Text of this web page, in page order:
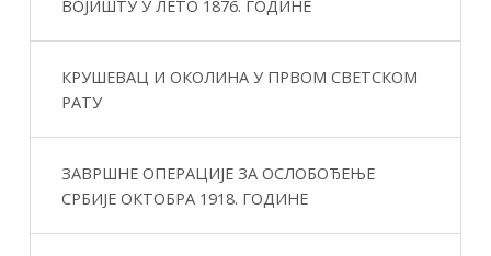
ВОЈИШТУ У ЛЕТО 1876. ГОДИНЕ
КРУШЕВАЦ И ОКОЛИНА У ПРВОМ СВЕТСКОМ
РАТУ
ЗАВРШНЕ ОПЕРАЦИЈЕ ЗА ОСЛОБОЂЕЊЕ
СРБИЈЕ ОКТОБРА 1918. ГОДИНЕ